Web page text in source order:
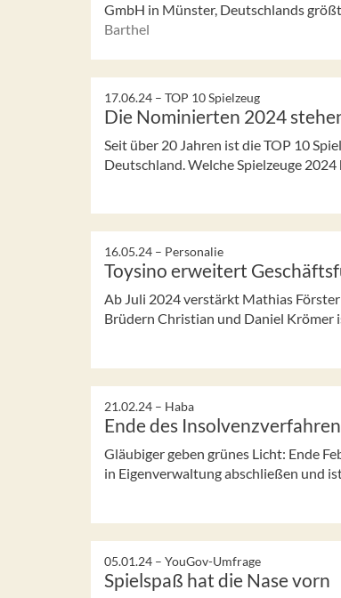
GmbH in Münster, Deutschlands
Barthel
17.06.24 – TOP 10 Spielzeug
Die Nominierten 2024
Seit über 20 Jahren ist die TOP 10
Deutschland. Welche Spielzeuge 2024
16.05.24 – Personalie
Toysino erweitert
Ab Juli 2024 verstärkt Mathias
Brüdern Christian und Daniel Krömer
21.02.24 – Haba
Ende des
Gläubiger geben grünes Licht: Ende
in Eigenverwaltung abschließen und
05.01.24 – YouGov-Umfrage
Spielspaß hat die Nase vorn